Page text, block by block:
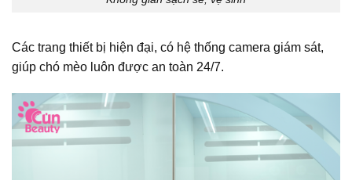
Các trang thiết bị hiện đại, có hệ thống camera giám sát,
giúp chó mèo luôn được an toàn 24/7.